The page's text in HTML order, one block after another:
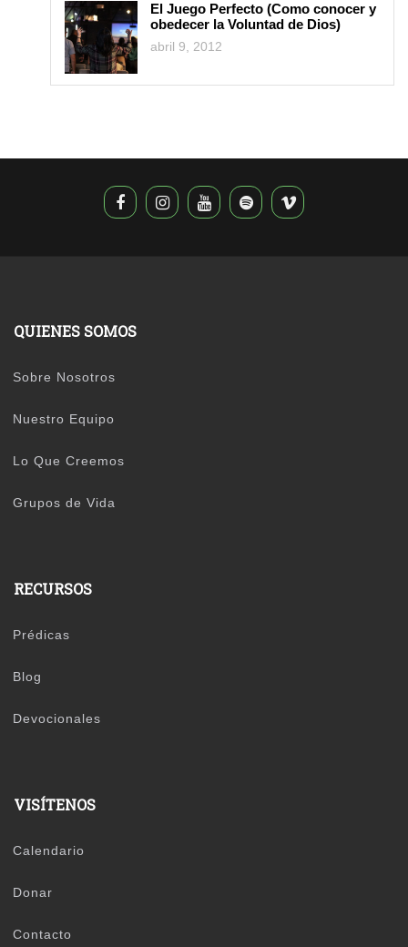
El Juego Perfecto (Como conocer y
obedecer la Voluntad de Dios)
abril 9, 2012
QUIENES SOMOS
Sobre Nosotros
Nuestro Equipo
Lo Que Creemos
Grupos de Vida
RECURSOS
Prédicas
Blog
Devocionales
VISÍTENOS
Calendario
Donar
Contacto